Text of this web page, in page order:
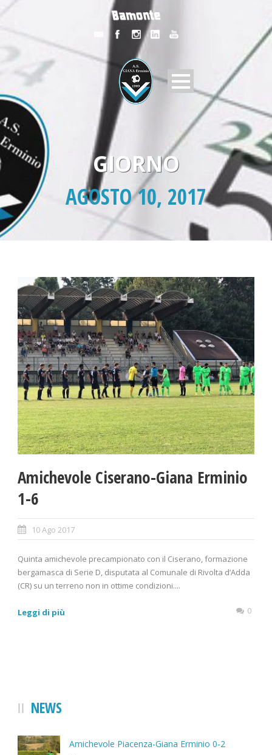
GIORNO
AGOSTO 10, 2017
Amichevole Ciserano-Giana Erminio
1-6
10 Ago 2017
Quinta amichevole precampionato con il Ciserano, formazione
bergamasca di Serie D, disputata al Comunale di Rivolta d’Adda
(CR) su un terreno non in ottime condizioni....
Leggi di più 0
NEWS
Amichevole Piacenza-Giana Erminio 0-2